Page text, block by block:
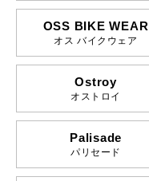
OSS BIKE WEAR
オス バイクウェア
Ostroy
オストロイ
Palisade
パリセード